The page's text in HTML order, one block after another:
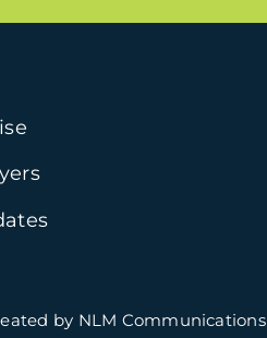
by NLM Communications